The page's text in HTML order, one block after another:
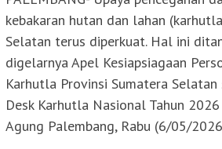
kebakaran hutan dan lahan
Selatan terus diperkuat. Hal ini
digelarnya Apel Kesiapsiagaan
Karhutla Provinsi Sumatera
Desk Karhutla Nasional Tahun
Agung Palembang, Rabu (6/05/